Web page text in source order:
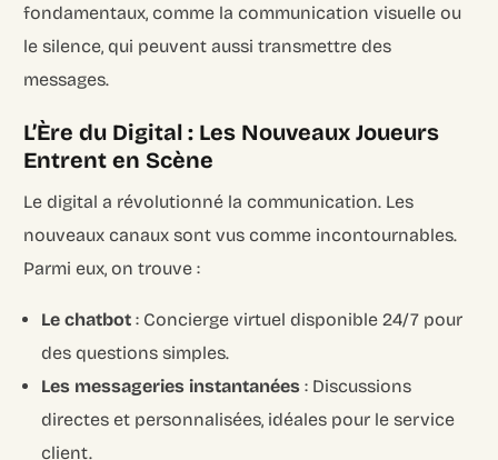
fondamentaux, comme la communication visuelle ou
le silence, qui peuvent aussi transmettre des
messages.
L’Ère du Digital : Les Nouveaux Joueurs
Entrent en Scène
Le digital a révolutionné la communication. Les
nouveaux canaux sont vus comme incontournables.
Parmi eux, on trouve :
Le chatbot : Concierge virtuel disponible 24/7 pour
des questions simples.
Les messageries instantanées : Discussions
directes et personnalisées, idéales pour le service
client.